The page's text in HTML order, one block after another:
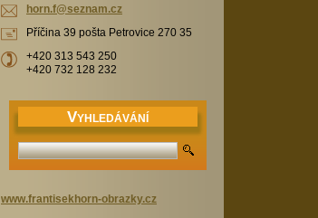
horn.f@seznam.cz
Příčina 39 pošta Petrovice 270 35
+420 313 543 250
+420 732 128 232
VYHLEDÁVÁNÍ
www.frantisekhorn-obrazky.cz